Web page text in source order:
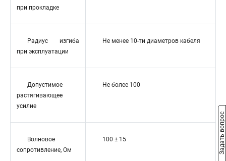
при прокладке
Радиус изгиба
при эксплуатации
Не менее 10-ти диаметров кабеля
Допустимое
растягивающее
усилие
Не более 100
Волновое
сопротивление, Ом
100 ± 15 Задать вопрос